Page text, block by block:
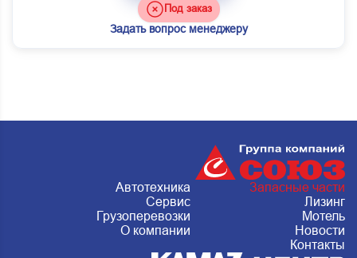
Под заказ
Задать вопрос менеджеру
Автотехника
Запасные части
Сервис
Лизинг
Грузоперевозки
Мотель
О компании
Новости
Контакты